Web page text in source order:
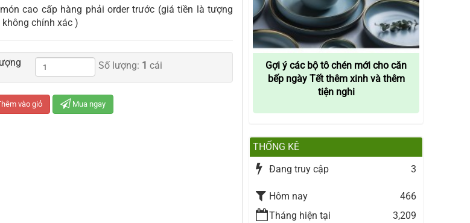
cao cấp hàng phải order trước (giá tiền là tượng
chính xác )
Số lượng: 1 cái
vào giỏ Mua ngay
Gợi ý các bộ tô chén mới cho căn
bếp ngày Tết thêm xinh và thêm
tiện nghi
THỐNG KÊ
Đang truy cập
3
Hôm nay
466
Tháng hiện tại
3,209